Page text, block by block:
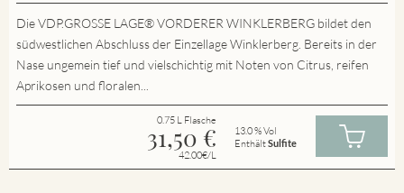
Die VDP.GROSSE LAGE® VORDERER WINKLERBERG bildet den
südwestlichen Abschluss der Einzellage Winklerberg. Bereits in der
Nase ungemein tief und vielschichtig mit Noten von Citrus, reifen
Aprikosen und floralen...
0.75 L Flasche
31,50 €
42.00€/L
13.0 % Vol
EnthältSulfite